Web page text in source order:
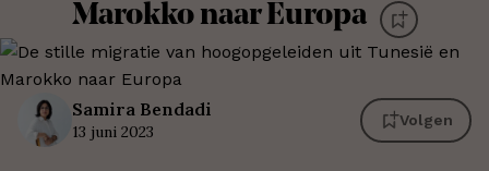
Marokko naar Europa
Samira Bendadi
13 juni 2023
Volgen